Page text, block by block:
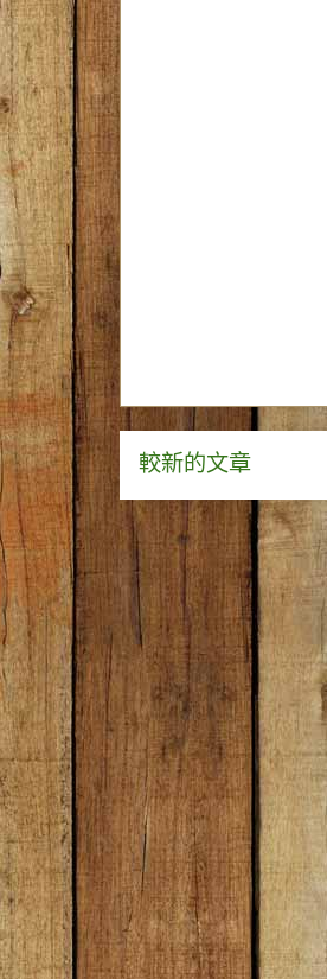
較新的文章